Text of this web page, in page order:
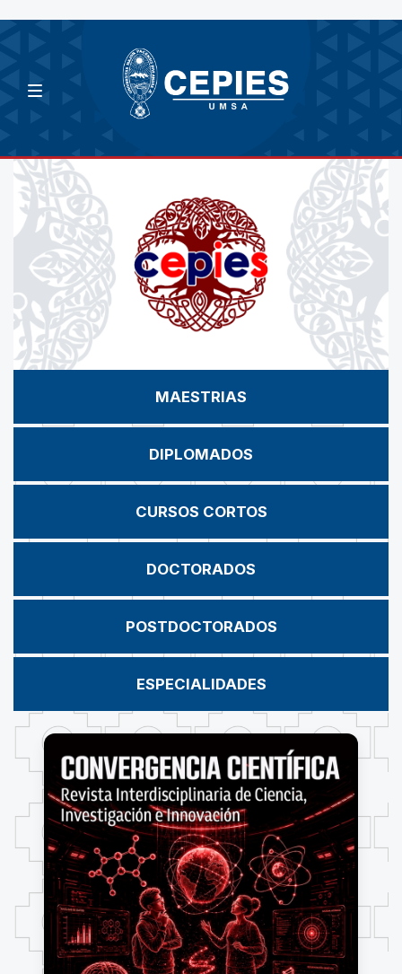
MAESTRIAS
DIPLOMADOS
CURSOS CORTOS
DOCTORADOS
POSTDOCTORADOS
ESPECIALIDADES